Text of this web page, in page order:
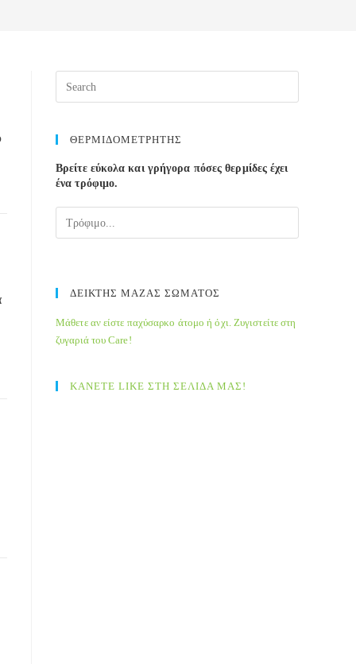
ΘΕΡΜΙΔΟΜΕΤΡΗΤΗΣ
Βρείτε εύκολα και γρήγορα πόσες θερμίδες έχει
ένα τρόφιμο.
ΔΕΙΚΤΗΣ ΜΑΖΑΣ ΣΩΜΑΤΟΣ
Μάθετε αν είστε παχύσαρκο άτομο ή όχι. Ζυγιστείτε στη
ζυγαριά του Care!
ΚΑΝΕΤΕ LIKE ΣΤΗ ΣΕΛΙΔΑ ΜΑΣ!